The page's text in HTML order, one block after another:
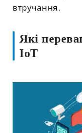
втручання.
Які
IoT